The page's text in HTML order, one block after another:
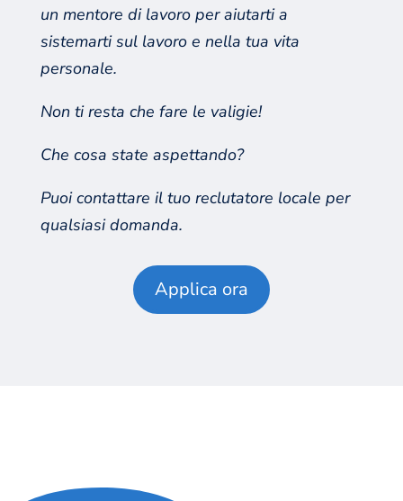
un mentore di lavoro per aiutarti a
sistemarti sul lavoro e nella tua vita
personale.
Non ti resta che fare le valigie!
Che cosa state aspettando?
Puoi contattare il tuo reclutatore locale per
qualsiasi domanda.
Applica ora